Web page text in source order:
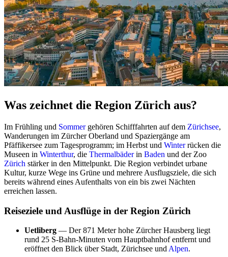
Was zeichnet die Region Zürich aus?
Im Frühling und Sommergehören Schifffahrten auf dem Zürichsee,
Wanderungen im Zürcher Oberland und Spaziergänge am
Pfäffikersee zum Tagesprogramm; im Herbst und Winterrücken die
Museen in Winterthur, die Thermalbäderin Baden und der Zoo
Zürich stärker in den Mittelpunkt. Die Region verbindet urbane
Kultur, kurze Wege ins Grüne und mehrere Ausflugsziele, die sich
bereits während eines Aufenthalts von ein bis zwei Nächten
erreichen lassen.
Reiseziele und Ausflüge in der Region Zürich
Uetliberg — Der 871 Meter hohe Zürcher Hausberg liegt
rund 25 S-Bahn-Minuten vom Hauptbahnhof entfernt und
eröffnet den Blick über Stadt, Zürichsee undAlpen.